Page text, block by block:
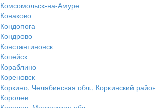
Комсомольск-на-Амуре
Конаково
Кондопога
Кондрово
Константиновск
Копейск
Кораблино
Кореновск
Коркино, Челябинская обл., Коркинский
Королев